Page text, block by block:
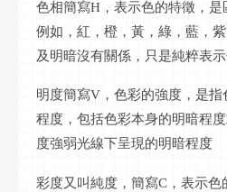
色相簡寫H，表示色的特徵，是
例如，紅，橙，黃，綠，藍，
及明暗沒有關係，只是純粹表
明度簡寫V，色彩的強度，是
程度，包括色彩本身的明暗程
度強弱光線下呈現的明暗程度
彩度又叫純度，簡寫C，表示色